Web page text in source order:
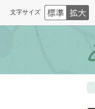
文字サイズ